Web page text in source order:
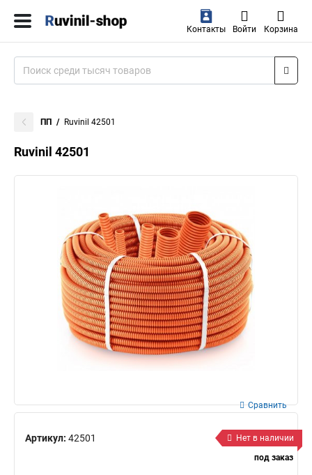
Контакты Войти Корзина
ПП Ruvinil 42501
Ruvinil 42501
Артикул: 42501
Сравнить
Нет в наличии
под заказ